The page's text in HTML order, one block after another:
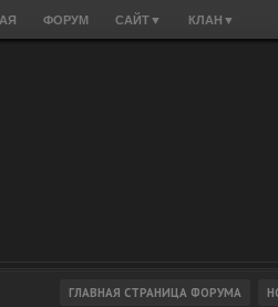
ФОРУМ САЙТ▼ КЛАН ▼